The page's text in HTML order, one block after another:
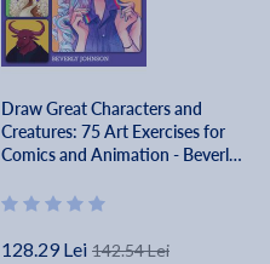
Draw Great Characters and
Creatures: 75 Art Exercises for
Comics and Animation - Beverly
128.29 Lei 142.54 Lei